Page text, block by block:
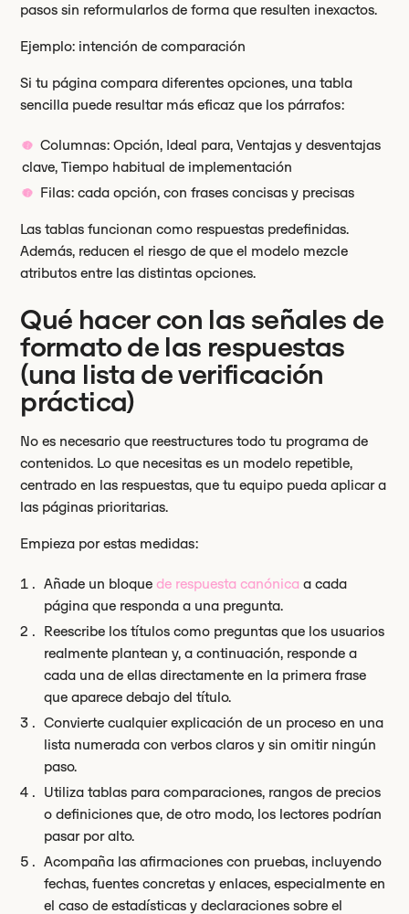
pasos sin reformularlos de forma que resulten inexactos.
Ejemplo: intención de comparación
Si tu página compara diferentes opciones, una tabla
sencilla puede resultar más eficaz que los párrafos:
Columnas: Opción, Ideal para, Ventajas y desventajas
clave, Tiempo habitual de implementación
Filas: cada opción, con frases concisas y precisas
Las tablas funcionan como respuestas predefinidas.
Además, reducen el riesgo de que el modelo mezcle
atributos entre las distintas opciones.
Qué hacer con las señales de
formato de las respuestas
(una lista de verificación
práctica)
No es necesario que reestructures todo tu programa de
contenidos. Lo que necesitas es un modelo repetible,
centrado en las respuestas, que tu equipo pueda aplicar a
las páginas prioritarias.
Empieza por estas medidas:
Añade un bloquede respuesta canónica a cada
página que responda a una pregunta.
Reescribe los títulos como preguntas que los usuarios
realmente plantean y, a continuación, responde a
cada una de ellas directamente en la primera frase
que aparece debajo del título.
Convierte cualquier explicación de un proceso en una
lista numerada con verbos claros y sin omitir ningún
paso.
Utiliza tablas para comparaciones, rangos de precios
o definiciones que, de otro modo, los lectores podrían
pasar por alto.
Acompaña las afirmaciones con pruebas, incluyendo
fechas, fuentes concretas y enlaces, especialmente en
el caso de estadísticas y declaraciones sobre el